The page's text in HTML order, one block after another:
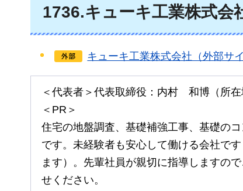
1736.キューキ工業株式会
キューキ工業株式会社（外部サ
＜代表者＞代表取締役：内村 和博 （所
＜PR＞
住宅の地盤調査、基礎補強工事、基礎の
です。未経験者も安心して働ける会社で
ます）。先輩社員が親切に指導しますの
せください。